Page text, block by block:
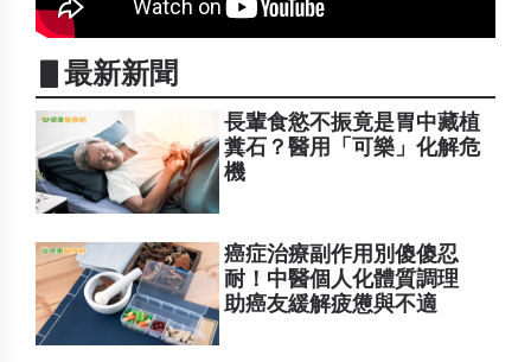
▋最新新聞
長輩食慾不振竟是胃中藏植
糞石？醫用「可樂」化解危
機
癌症治療副作用別傻傻忍
耐！中醫個人化體質調理
助癌友緩解疲憊與不適